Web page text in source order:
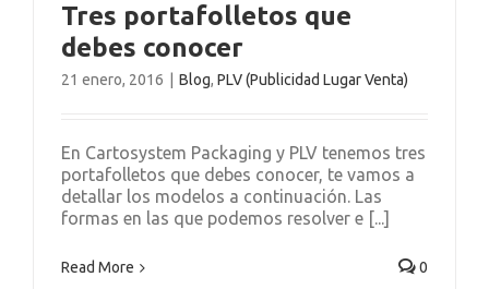
Tres portafolletos que
debes conocer
21 enero, 2016 Blog, PLV (Publicidad Lugar Venta)
En Cartosystem Packaging y PLV tenemos tres
portafolletos que debes conocer, te vamos a
detallar los modelos a continuación. Las
formas en las que podemos resolver e [...]
Read More 0